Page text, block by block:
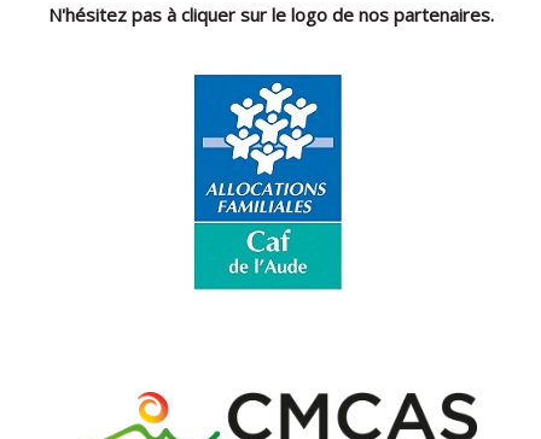
N'hésitez pas à cliquer sur le logo de nos partenaires.